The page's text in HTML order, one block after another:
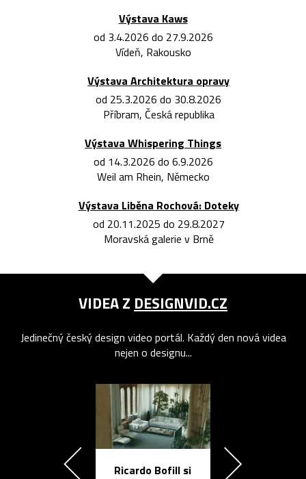
Výstava Kaws
od 3.4.2026 do 27.9.2026
Vídeň, Rakousko
Výstava Architektura opravy
od 25.3.2026 do 30.8.2026
Příbram, Česká republika
Výstava Whispering Things
od 14.3.2026 do 6.9.2026
Weil am Rhein, Německo
Výstava Liběna Rochová: Doteky
od 20.11.2025 do 29.8.2027
Moravská galerie v Brně
VIDEA Z DESIGNVID.CZ
Jedinečný český design video portál. Každý den nová videa
nejen o designu...
Ricardo Bofill si